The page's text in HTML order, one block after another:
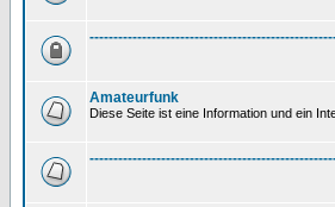
Amateurfunk
Diese Seite ist eine Information und ein